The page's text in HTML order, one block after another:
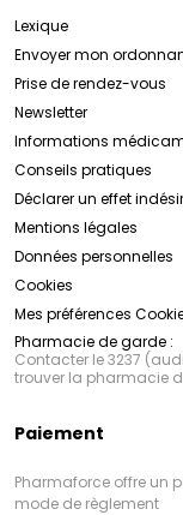
Lexique
Envoyer mon
Prise de rendez-vous
Newsletter
Informations
Conseils pratiques
Déclarer un effet
Mentions légales
Données personnelles
Cookies
Mes préférences
Pharmacie de garde :
Contacter le 3237
trouver la pharmacie
Paiement
Pharmaforce offre un
mode de règlement